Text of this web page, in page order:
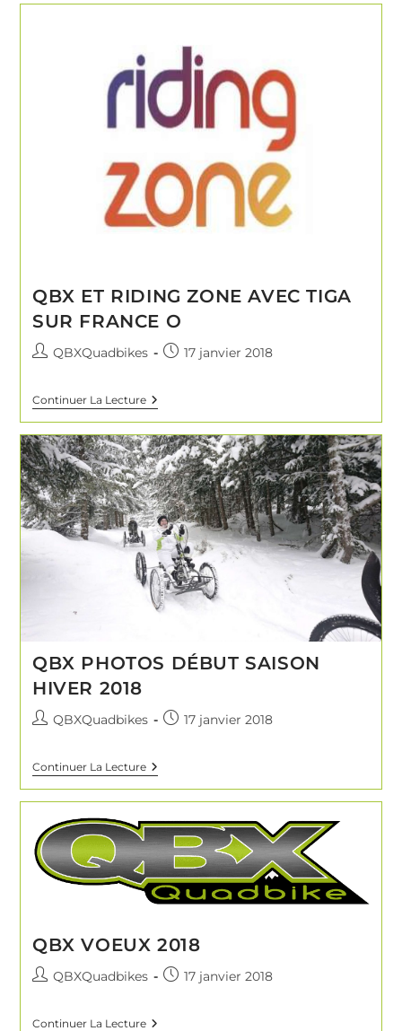
QBX ET RIDING ZONE AVEC TIGA
SUR FRANCE O
QBXQuadbikes 17 janvier 2018
Continuer La Lecture
QBX PHOTOS DÉBUT SAISON
HIVER 2018
QBXQuadbikes 17 janvier 2018
Continuer La Lecture
QBX VOEUX 2018
QBXQuadbikes 17 janvier 2018
Continuer La Lecture